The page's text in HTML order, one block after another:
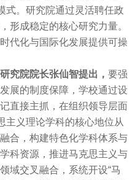
式。研究院通过灵活聘任政
形成稳定的核心研究力量。
代化与国际化发展提供可操
究院院长张仙智提出， 要强
展的制度保障，学校通过设
直接主抓，在组织领导层面
主义理论学科的核心地位从
合，构建特色化学科体系与
科资源，推进马克思主义与
域交叉融合，系统开设“马